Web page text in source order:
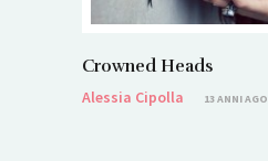
Crowned Heads
Alessia Cipolla
13 ANNI AGO